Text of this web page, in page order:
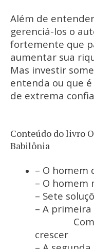
Além de
gerenciá-los o
fortemente que
aumentar sua
Mas investir
entenda ou que
de extrema
Conteúdo do livro
Babilônia
– O homem
– O homem
– Sete
– A primeira
Comece
crescer